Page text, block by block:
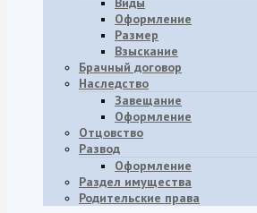
Оформление
Размер
Взыскание
Брачный договор
Наследство
Завещание
Oформление
Отцовство
Развод
Оформление
Раздел имущества
Родительские права